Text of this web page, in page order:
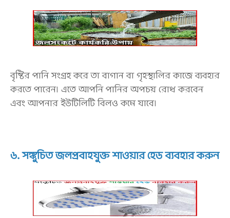
বৃষ্টির পানি সংগ্রহ করে তা বাগান বা গৃহস্থালির কাজে ব্যবহার
করতে পারেন। এতে আপনি পানির অপচয় রোধ করবেন
এবং আপনার ইউটিলিটি বিলও কমে যাবে।
৬. সঙ্কুচিত জলপ্রবাহযুক্ত শাওয়ার হেড ব্যবহার করুন